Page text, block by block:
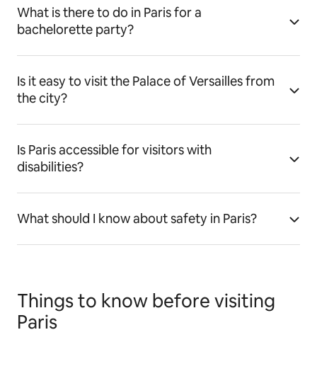
What is there to do in Paris for a
bachelorette party?
Is it easy to visit the Palace of Versailles from
the city?
Is Paris accessible for visitors with
disabilities?
What should I know about safety in Paris?
Things to know before visiting
Paris